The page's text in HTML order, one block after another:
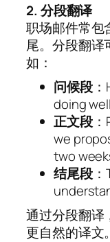
2. 分段翻译
职场邮件常包
尾。分段翻译
如：
问候段：
doing
正文段：
we
two
结尾段：
通过分段翻译
更自然的译文。